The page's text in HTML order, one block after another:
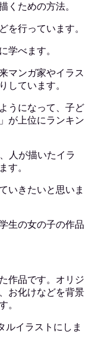
くための方法。
を行っています。
学べます。
マンガ家やイラス
しています。
うになって、子ど
が上位にランキン
人が描いたイラ
す。
いきたいと思いま
生の女の子の作品
作品です。オリジ
お化けなどを背景
。
ルイラストにしま